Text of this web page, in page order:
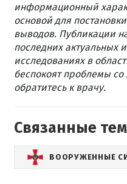
информационный
основой для
выводов. Публикации
последних актуальных
исследованиях в
беспокоят проблемы со
обратитесь к врачу.
Связанные
ВООРУЖЕННЫЕ